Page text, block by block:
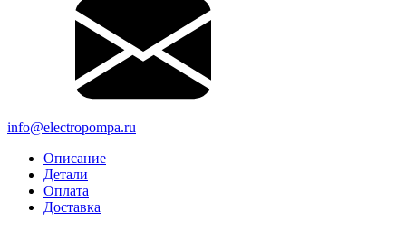
info@electropompa.ru
Описание
Детали
Оплата
Доставка